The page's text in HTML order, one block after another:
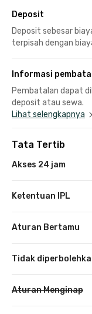
Deposit
Deposit sebesar
terpisah dengan
Informasi
Pembatalan dapat
deposit atau sewa.
Lihat selengkapnya
Tata Tertib
Akses 24 jam
Ketentuan IPL
Aturan Bertamu
Tidak
Aturan Menginap